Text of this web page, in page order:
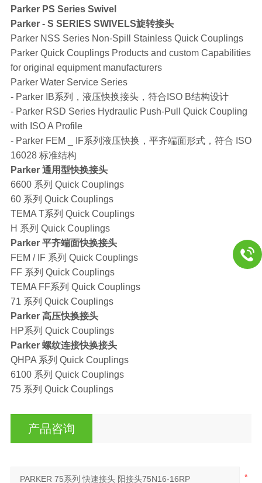
Parker PS Series Swivel
Parker - S SERIES SWIVELS旋转接头
Parker NSS Series Non-Spill Stainless Quick Couplings
Parker Quick Couplings Products and custom Capabilities
for original equipment manufacturers
Parker Water Service Series
- Parker IB系列，液压快换接头，符合ISO B结构设计
- Parker RSD Series Hydraulic Push-Pull Quick Coupling
with ISO A Profile
- Parker FEM _ IF系列液压快换，平齐端面形式，符合 ISO
16028 标准结构
Parker 通用型快换接头
6600 系列 Quick Couplings
60 系列 Quick Couplings
TEMA T系列 Quick Couplings
H 系列 Quick Couplings
Parker 平齐端面快换接头
FEM / IF 系列 Quick Couplings
FF 系列 Quick Couplings
TEMA FF系列 Quick Couplings
71 系列 Quick Couplings
Parker 高压快换接头
HP系列 Quick Couplings
Parker 螺纹连接快换接头
QHPA 系列 Quick Couplings
6100 系列 Quick Couplings
75 系列 Quick Couplings
产品咨询